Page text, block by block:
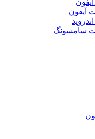
آیفون
سامسونگ